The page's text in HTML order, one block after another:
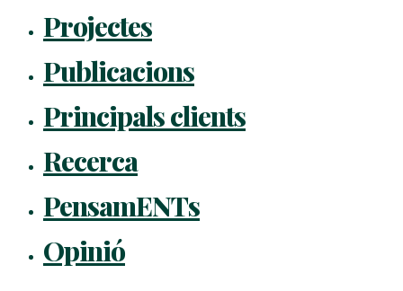
Projectes
Publicacions
Principals clients
Recerca
PensamENTs
Opinió